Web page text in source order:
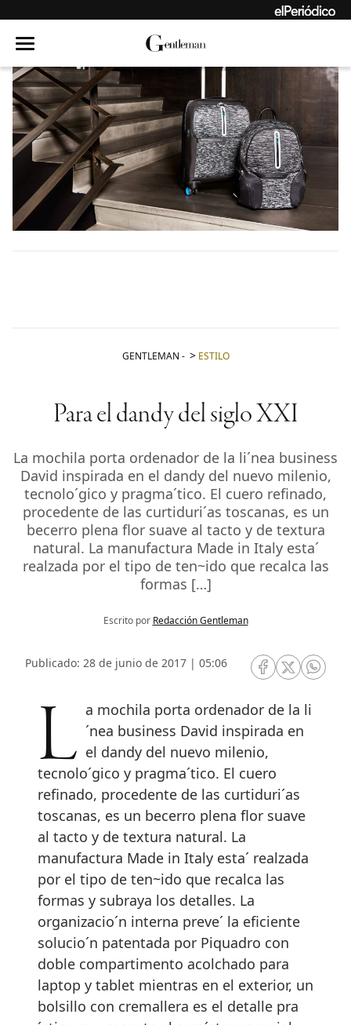
GENTLEMAN - ESTILO
Para el dandy del siglo XXI
La mochila porta ordenador de la li´nea business
David inspirada en el dandy del nuevo milenio,
tecnolo´gico y pragma´tico. El cuero refinado,
procedente de las curtiduri´as toscanas, es un
becerro plena flor suave al tacto y de textura
natural. La manufactura Made in Italy esta´
realzada por el tipo de ten~ido que recalca las
formas […]
Escrito por Redacción Gentleman
Publicado: 28 de junio de 2017 | 05:06
RRSS Facebook
RRSSRRSS
La mochila porta ordenador de la li ´nea business David inspirada en
el dandy del nuevo milenio,
tecnolo´gico y pragma´tico. El cuero
refinado, procedente de las curtiduri´as
toscanas, es un becerro plena flor suave
al tacto y de textura natural. La
manufactura Made in Italy esta´ realzada
por el tipo de ten~ido que recalca las
formas y subraya los detalles. La
organizacio´n interna preve´ la eficiente
solucio´n patentada por Piquadro con
doble compartimento acolchado para
laptop y tablet mientras en el exterior, un
bolsillo con cremallera es el detalle pra